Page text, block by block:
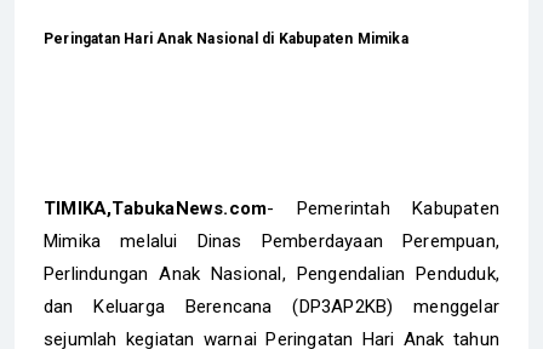
Peringatan Hari Anak Nasional di Kabupaten Mimika
TIMIKA,TabukaNews.com- Pemerintah Kabupaten
Mimika melalui Dinas Pemberdayaan Perempuan,
Perlindungan Anak Nasional, Pengendalian Penduduk,
dan Keluarga Berencana (DP3AP2KB) menggelar
sejumlah kegiatan warnai Peringatan Hari Anak tahun